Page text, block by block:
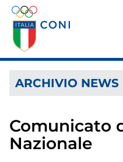
Comunicato
Nazionale
ARCHIVIO NEWS